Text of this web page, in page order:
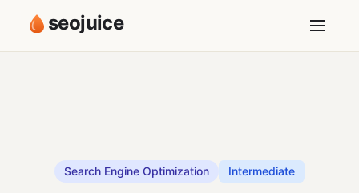
seojuice
Search Engine Optimization Intermediate